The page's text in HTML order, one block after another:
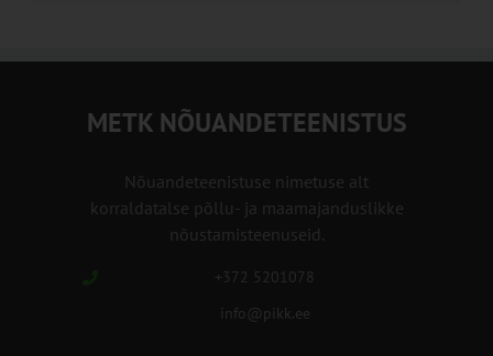
METK NÕUANDETEENISTUS
Nõuandeteenistuse nimetuse alt
korraldatalse põllu- ja maamajanduslikke
nõustamisteenuseid.
+372 5201078
info@pikk.ee